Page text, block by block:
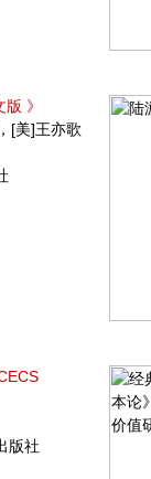
》
[美]王亦歌
版社